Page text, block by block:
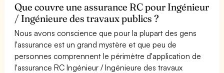
Que couvre une assurance RC pour Ingénieur
/ Ingénieure des travaux publics ?
Nous avons conscience que pour la plupart des gens
l'assurance est un grand mystère et que peu de
personnes comprennent le périmètre d'application de
l'assurance RC Ingénieur / Ingénieure des travaux